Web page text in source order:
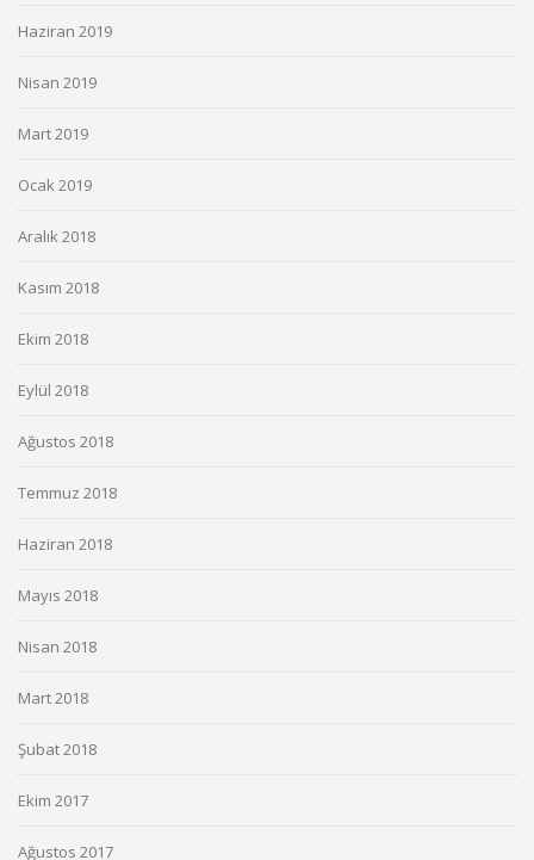
Haziran 2019
Nisan 2019
Mart 2019
Ocak 2019
Aralık 2018
Kasım 2018
Ekim 2018
Eylül 2018
Ağustos 2018
Temmuz 2018
Haziran 2018
Mayıs 2018
Nisan 2018
Mart 2018
Şubat 2018
Ekim 2017
Ağustos 2017